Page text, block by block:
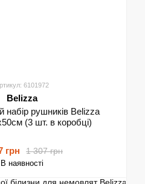
6101972
Belizza
набір рушників Belizza
(3 шт. в коробці)
1 307 грн
грн
В наявності